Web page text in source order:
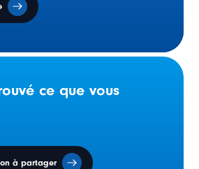
ce que vous
à partager